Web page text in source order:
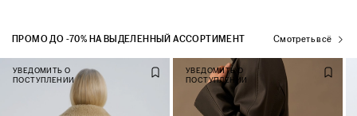
ПРОМО ДО -70% НА ВЫДЕЛЕННЫЙ АССОРТИМЕНТ Смотреть всё
УВЕДОМИТЬ О
ПОСТУПЛЕНИИ
УВЕДОМИТЬ О
ПОСТУПЛЕНИИ